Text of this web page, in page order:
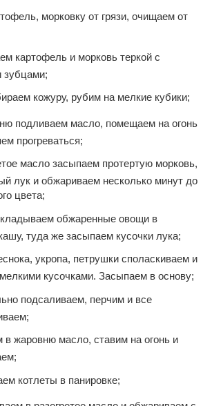
морковку от грязи, очищаем от
картофель и морковь теркой с
зубцами;
кожуру, рубим на мелкие кубики;
подливаем масло, помещаем на огонь
прогреваться;
масло засыпаем протертую морковь,
лук и обжариваем несколько минут до
цвета;
обжаренные овощи в
туда же засыпаем кусочки лука;
укропа, петрушки споласкиваем и
кусочками. Засыпаем в основу;
подсаливаем, перчим и все
в жаровню масло, ставим на огонь и
котлеты в панировке;